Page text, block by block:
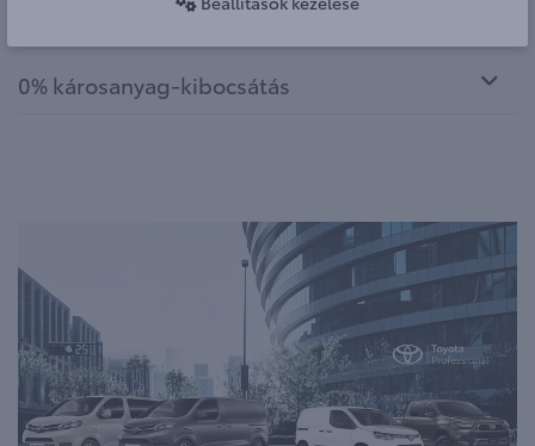
Alacsony fenntartási költségek
0% károsanyag-kibocsátás